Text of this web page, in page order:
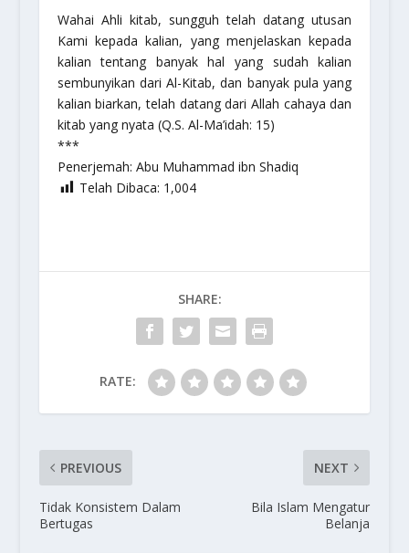
Wahai Ahli kitab, sungguh telah datang utusan
Kami kepada kalian, yang menjelaskan kepada
kalian tentang banyak hal yang sudah kalian
sembunyikan dari Al-Kitab, dan banyak pula yang
kalian biarkan, telah datang dari Allah cahaya dan
kitab yang nyata (Q.S. Al-Ma’idah: 15)
***
Penerjemah: Abu Muhammad ibn Shadiq
Telah Dibaca: 1,004
SHARE:
RATE:
PREVIOUS
Tidak Konsistem Dalam
Bertugas
NEXT
Bila Islam Mengatur
Belanja